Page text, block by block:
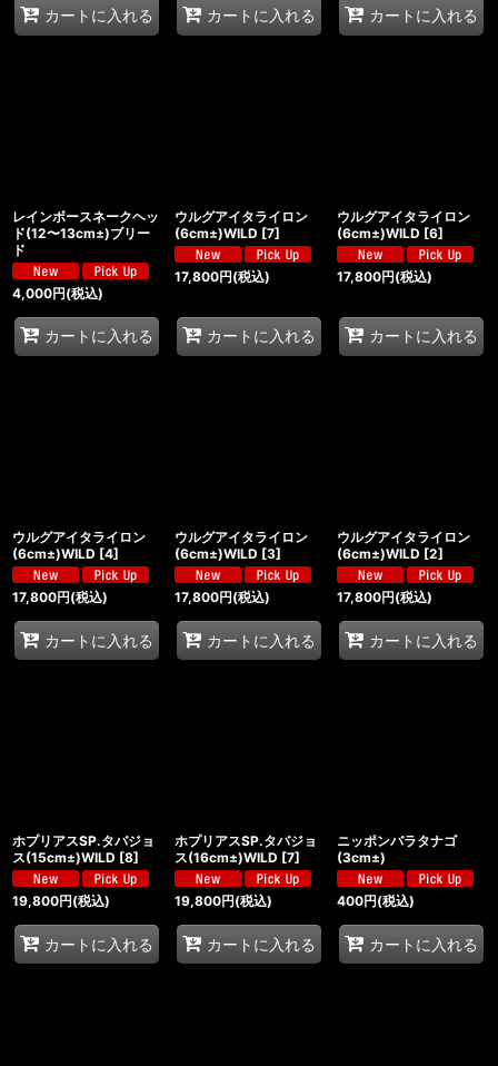
カートに入れる カートに入れる カートに入れる
レインボースネークヘッ
ド(12〜13cm±)ブリー
ド
4,000円(税込)
カートに入れる
ウルグアイタライロン
(6cm±)WILD [7]
17,800円(税込)
カートに入れる
ウルグアイタライロン
(6cm±)WILD [6]
17,800円(税込)
カートに入れる
ウルグアイタライロン
(6cm±)WILD [4]
17,800円(税込)
カートに入れる
ウルグアイタライロン
(6cm±)WILD [3]
17,800円(税込)
カートに入れる
ウルグアイタライロン
(6cm±)WILD [2]
17,800円(税込)
カートに入れる
ホプリアスSP.タバジョ
ス(15cm±)WILD [8]
19,800円(税込)
カートに入れる
ホプリアスSP.タバジョ
ス(16cm±)WILD [7]
19,800円(税込)
カートに入れる
ニッポンバラタナゴ
(3cm±)
400円(税込)
カートに入れる